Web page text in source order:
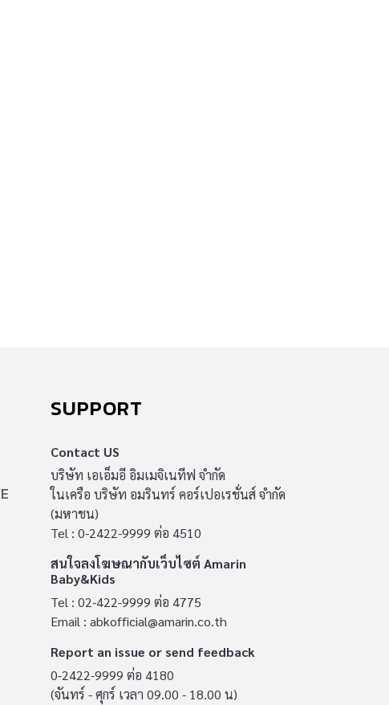
SUPPORT
Contact US
บริษัท เอเอ็มอี อิมเมจิเนทีฟ จำกัด
ในเครือ บริษัท อมรินทร์ คอร์เปอเรชั่นส์ จำกัด
(มหาชน)
Tel : 0-2422-9999 ต่อ 4510
สนใจลงโฆษณากับเว็บไซต์ Amarin
Baby&Kids
Tel : 02-422-9999 ต่อ 4775
Email : abkofficial@amarin.co.th
Report an issue or send feedback
0-2422-9999 ต่อ 4180
(จันทร์ - ศุกร์ เวลา 09.00 - 18.00 น)